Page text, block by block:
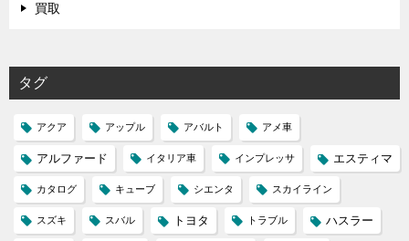
買取
タグ
アクア アップル アバルト アメ車
アルファード イタリア車 インプレッサ エスティマ
カタログ キューブ シエンタ スカイライン
スズキ スバル トヨタ トラブル ハスラー